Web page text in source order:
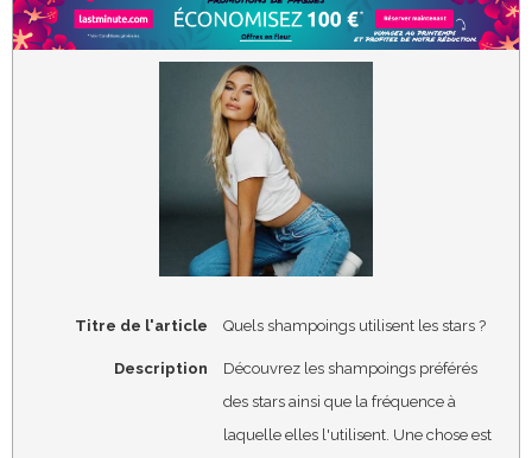
Titre de l'article Quels shampoings utilisent les stars ?
Description
Découvrez les shampoings préférés
des stars ainsi que la fréquence à
laquelle elles l'utilisent. Une chose est